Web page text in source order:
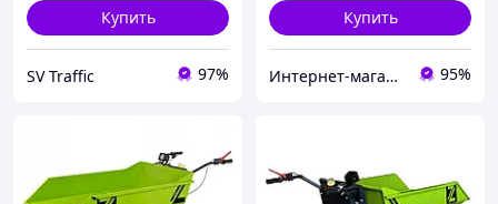
Купить
SV Traffic 97%
Купить
Интернет-магазин Мастерсад 95%